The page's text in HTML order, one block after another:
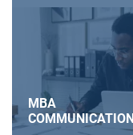
MBA
COMMUNICATION